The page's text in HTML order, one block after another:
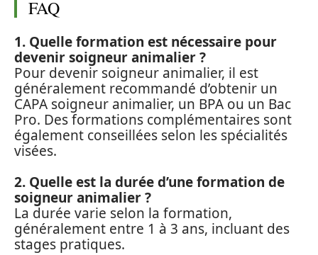
FAQ
1. Quelle formation est nécessaire pour
devenir soigneur animalier ?
Pour devenir soigneur animalier, il est
généralement recommandé d’obtenir un
CAPA soigneur animalier, un BPA ou un Bac
Pro. Des formations complémentaires sont
également conseillées selon les spécialités
visées.
2. Quelle est la durée d’une formation de
soigneur animalier ?
La durée varie selon la formation,
généralement entre 1 à 3 ans, incluant des
stages pratiques.